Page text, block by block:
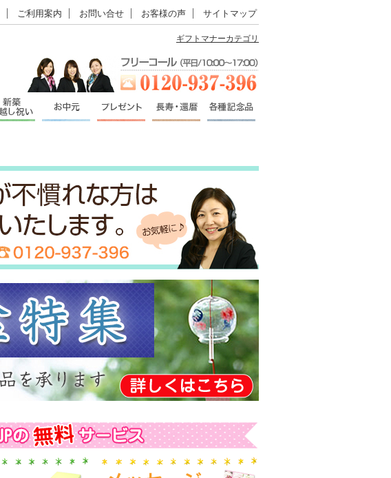
ご利用案内 お問い合せ お客様の声 サイトマップ
ギフトマナーカテゴリ